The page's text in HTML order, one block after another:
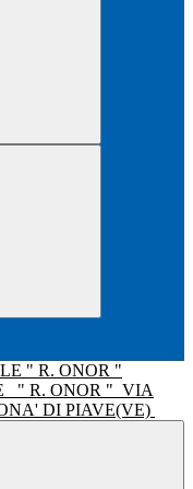
" R. ONOR " VIA
DI PIAVE(VE)